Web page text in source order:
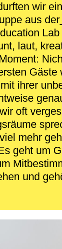
wir
aus der
laut,
Gäste
ihrer
oft
mehr
geht um
und